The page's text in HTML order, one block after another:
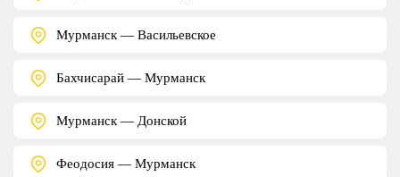
Мурманск — Васильевское
Бахчисарай — Мурманск
Мурманск — Донской
Феодосия — Мурманск